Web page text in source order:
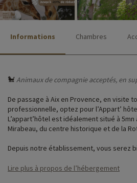
Informations Chambres
🐩 Animaux de compagnie acceptés, en
De passage à Aix en Provence, en visite
professionnelle, optez pour l’Appart’
L’appart’hôtel est idéalement situé à
Mirabeau, du centre historique et de la
Depuis notre établissement, vous serez
particuliers, cathédrales, fontaines ou
Lire plus à propos de l’hébergement